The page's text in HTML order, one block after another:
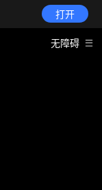
打开
无障碍